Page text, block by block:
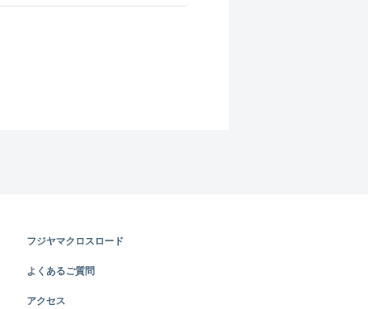
フジヤマクロスロード
よくあるご質問
アクセス